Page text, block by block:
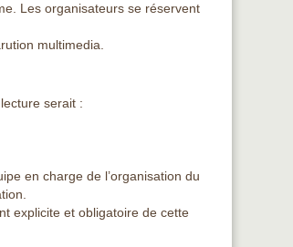
Les organisateurs se réservent
multimedia.
serait :
en charge de l’organisation du
explicite et obligatoire de cette